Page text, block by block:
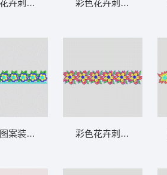
条码网布花边
条码网布花边
卉刺绣边饰图案 条带状 水溶条码网布
案装饰边框 条带状 水溶条码网布花边
彩色花卉刺绣边饰 条
彩色花卉刺绣图案 条